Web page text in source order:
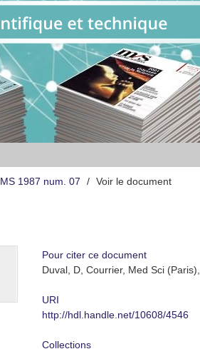
MS 1987 num. 07 Voir le document
Pour citer ce document
Duval, D, Courrier, Med Sci
URI
http://hdl.handle.net/10608/4546
Collections